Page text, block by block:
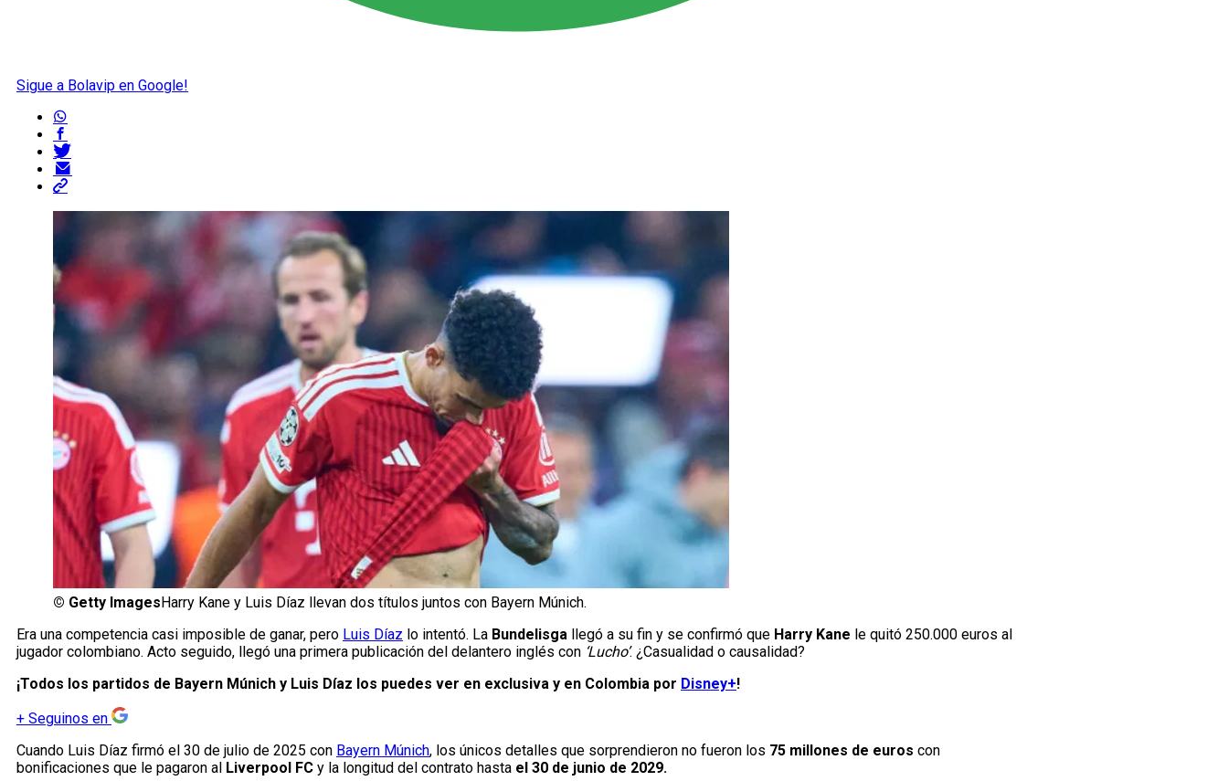
Sigue a Bolavip en Google!
© Getty Images Harry Kane y Luis Díaz llevan dos títulos juntos con Bayern Múnich.
Era una competencia casi imposible de ganar, pero Luis Díaz lo intentó. La Bundelisga llegó a su fin y se confirmó que Harry Kane le quitó 250.000 euros al
jugador colombiano. Acto seguido, llegó una primera publicación del delantero inglés con ‘Lucho’. ¿Casualidad o causalidad?
¡Todos los partidos de Bayern Múnich y Luis Díaz los puedes ver en exclusiva y en Colombia por Disney+!
+ Seguinos en
Cuando Luis Díaz firmó el 30 de julio de 2025 con Bayern Múnich, los únicos detalles que sorprendieron no fueron los 75 millones de euros con
bonificaciones que le pagaron al Liverpool FC y la longitud del contrato hasta el 30 de junio de 2029.